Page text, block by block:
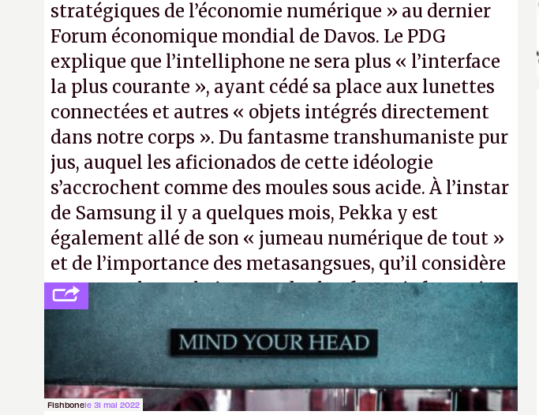
stratégiques de l’économie numérique » au dernier
Forum économique mondial de Davos. Le PDG
explique que l’intelliphone ne sera plus « l’interface
la plus courante », ayant cédé sa place aux lunettes
connectées et autres « objets intégrés directement
dans notre corps ». Du fantasme transhumaniste pur
jus, auquel les aficionados de cette idéologie
s’accrochent comme des moules sous acide. À l’instar
de Samsung il y a quelques mois, Pekka y est
également allé de son « jumeau numérique de tout »
et de l’importance des metasangsues, qu’il considère
comme «la prochaine grande plateforme informatique
après le World Wide Web et le mobile». (Crédit photo :
Pexels / Pixabay)
Fishbonele 31 mai 2022